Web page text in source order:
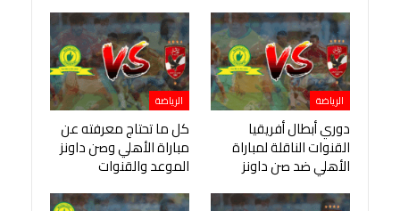
الرياضة
دوري أبطال أفريقيا
القنوات الناقلة لمباراة
الأهلي ضد صن داونز
الرياضة
كل ما تحتاج معرفته عن
مباراة الأهلي وصن داونز
الموعد والقنوات